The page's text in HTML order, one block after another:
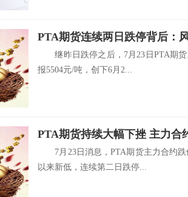
PTA期货连续两日跌停背后：
继昨日跌停之后，7月23日PTA期货
报5504元/吨，创下6月2...
PTA期货持续大幅下挫 主力合
7月23日消息，PTA期货主力合约跌
以来新低，连续第二日跌停...